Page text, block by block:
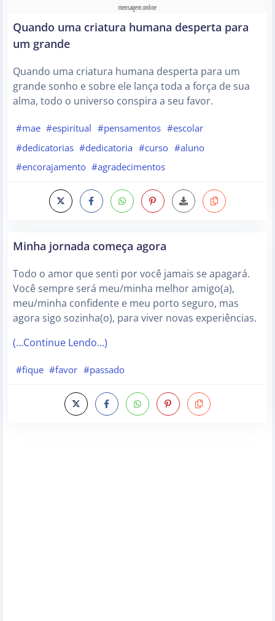
Quando uma criatura humana desperta para
um grande
Quando uma criatura humana desperta para um
grande sonho e sobre ele lança toda a força de sua
alma, todo o universo conspira a seu favor.
#mae #espiritual #pensamentos #escolar
#dedicatorias #dedicatoria #curso #aluno
#encorajamento #agradecimentos
Minha jornada começa agora
Todo o amor que senti por você jamais se apagará.
Você sempre será meu/minha melhor amigo(a),
meu/minha confidente e meu porto seguro, mas
agora sigo sozinha(o), para viver novas experiências.
(…Continue Lendo…)
#fique #favor #passado